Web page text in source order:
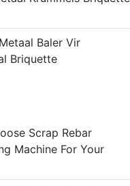
Baler Vir
Briquette
Scrap Rebar
Machine For Your